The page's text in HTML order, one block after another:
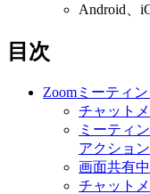
Android、
目次
Zoomミーティ
チャット
ミーティ
アクショ
画面共有
チャット